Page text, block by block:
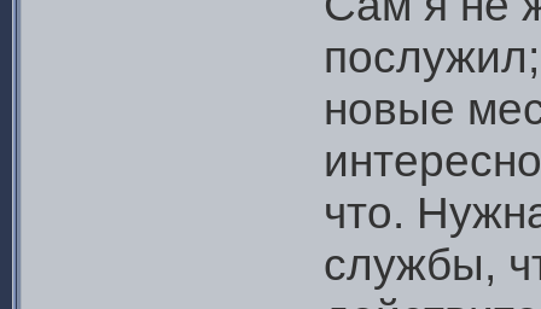
новые
что.
службы,